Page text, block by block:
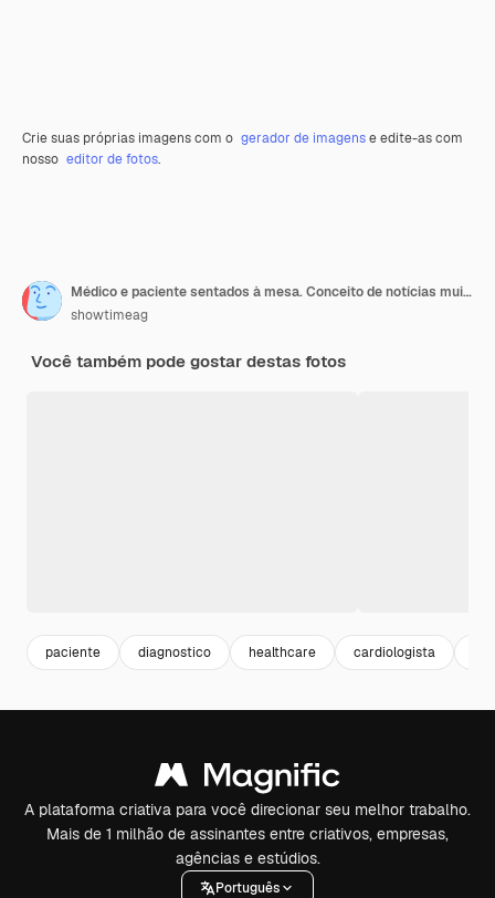
Crie suas próprias imagens com o gerador de imagense edite-as com
nosso editor de fotos.
Médico e paciente sentados à mesa. Conceito de notícias muito ruins.
showtimeag
Você também pode gostar destas fotos
paciente diagnostico healthcare cardiologista
A plataforma criativa para você direcionar seu melhor trabalho.
Mais de 1 milhão de assinantes entre criativos, empresas,
agências e estúdios.
Português